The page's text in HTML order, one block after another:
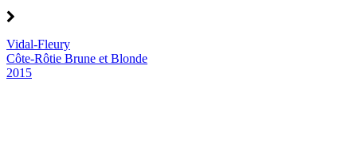
Vidal-Fleury
Côte-Rôtie Brune et Blonde
2015